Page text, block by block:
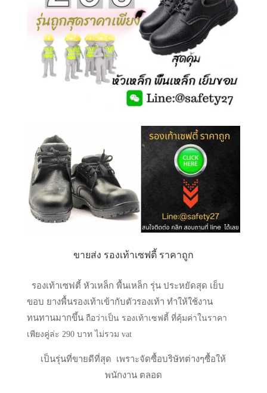
ขายส่ง รองเท้าเซฟตี้ ราคาถูก
รองเท้าเซฟตี้ หัวเหล็ก พื้นเหล็ก รุ่น ประหยัดสุด เย็บ
ขอบ ยางพื้นรองเท้าเข้ากับตัวรองเท้า ทำให้ใช้งาน
ทนทานมากขึ้น ถือว่าเป็น รองเท้าเซฟตี้ ที่คุ้มค่าในราคา
เพียงคู่ล่ะ 290 บาท ไม่รวม vat
เป็นรุ่นที่ขายดีที่สุด เพราะจัดซื้อบริษัทต่างๆซื้อให้
พนักงาน ตลอด